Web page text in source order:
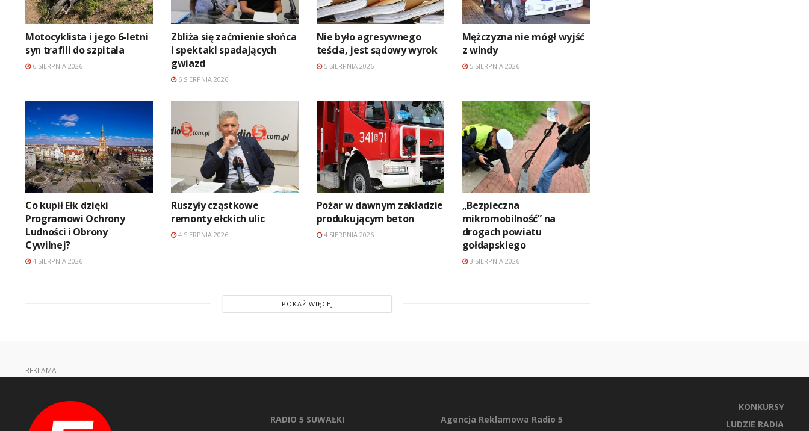
Motocyklista i jego 6-letni
syn trafili do szpitala
6 SIERPNIA 2026
Zbliża się zaćmienie słońca
i spektakl spadających
gwiazd
6 SIERPNIA 2026
Nie było agresywnego
teścia, jest sądowy wyrok
5 SIERPNIA 2026
Mężczyzna nie mógł wyjść
z windy
5 SIERPNIA 2026
Co kupił Ełk dzięki
Programowi Ochrony
Ludności i Obrony
Cywilnej?
4 SIERPNIA 2026
Ruszyły cząstkowe
remonty ełckich ulic
4 SIERPNIA 2026
Pożar w dawnym zakładzie
produkującym beton
4 SIERPNIA 2026
„Bezpieczna
mikromobilność” na
drogach powiatu
gołdapskiego
3 SIERPNIA 2026
POKAŻ WIĘCEJ
REKLAMA
RADIO 5 SUWAŁKI
Agencja Reklamowa Radio 5
KONKURSY
LUDZIE RADIA